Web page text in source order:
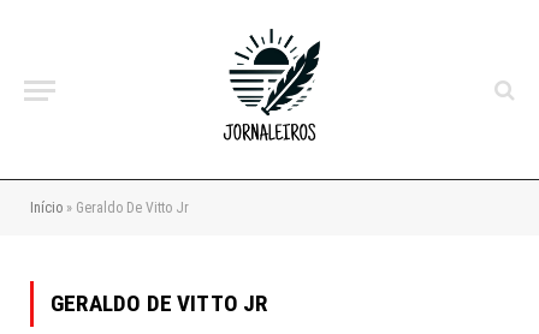
Início » Geraldo De Vitto Jr
GERALDO DE VITTO JR